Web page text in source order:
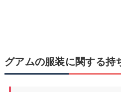
グアムの服装に関する持